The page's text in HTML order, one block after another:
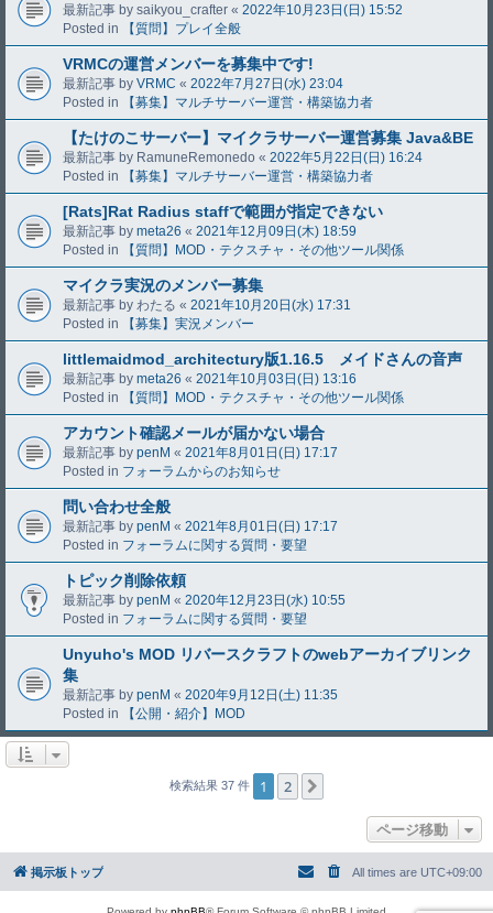
最新記事 by saikyou_crafter « 2022年10月23日(日) 15:52
Posted in
【質問】プレイ全般
VRMCの運営メンバーを募集中です!
最新記事 by VRMC « 2022年7月27日(水) 23:04
Posted in
【募集】マルチサーバー運営・構築協力者
【たけのこサーバー】マイクラサーバー運営募集 Java&BE
最新記事 by RamuneRemonedo « 2022年5月22日(日) 16:24
Posted in
【募集】マルチサーバー運営・構築協力者
[Rats]Rat Radius staffで範囲が指定できない
最新記事 by meta26 « 2021年12月09日(木) 18:59
Posted in
【質問】MOD・テクスチャ・その他ツール関係
マイクラ実況のメンバー募集
最新記事 by わたる « 2021年10月20日(水) 17:31
Posted in
【募集】実況メンバー
littlemaidmod_architectury版1.16.5 メイドさんの音声
最新記事 by meta26 « 2021年10月03日(日) 13:16
Posted in
【質問】MOD・テクスチャ・その他ツール関係
アカウント確認メールが届かない場合
最新記事 by penM « 2021年8月01日(日) 17:17
Posted in フォーラムからのお知らせ
問い合わせ全般
最新記事 by penM « 2021年8月01日(日) 17:17
Posted in フォーラムに関する質問・要望
トピック削除依頼
最新記事 by penM « 2020年12月23日(水) 10:55
Posted in フォーラムに関する質問・要望
Unyuho's MOD リバースクラフトのwebアーカイブリンク
集
最新記事 by penM « 2020年9月12日(土) 11:35
Posted in
【公開・紹介】MOD
検索結果 37 件 1 2
ページ移動
掲示板トップ All times are UTC+09:00